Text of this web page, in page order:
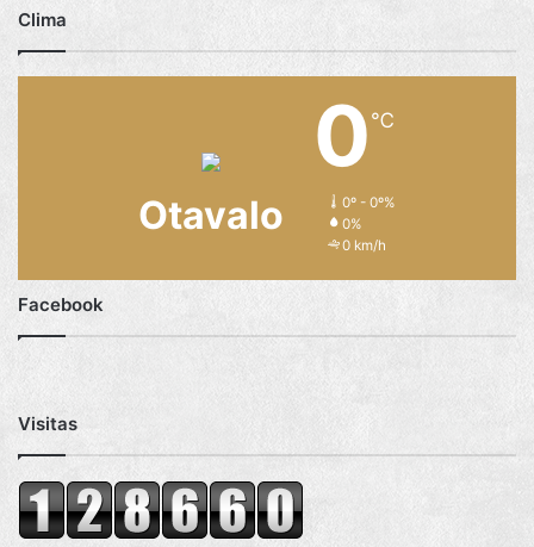
Clima
Otavalo
0 ℃
0º - 0º%
0%
0 km/h
Facebook
Visitas